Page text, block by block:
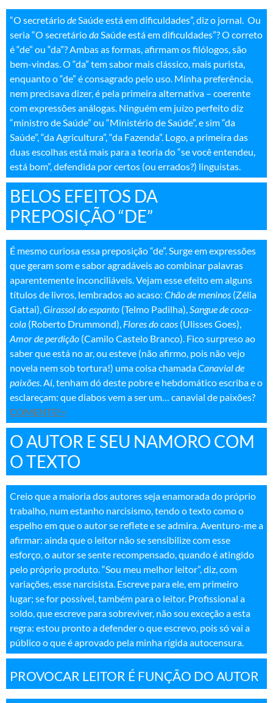
“O secretáriode Saúde está em dificuldades”, diz o jornal. Ou
seria “O secretárioda Saúde está em dificuldades”? O correto
é “de” ou “da”? Ambas as formas, afirmam os filólogos, são
bem-vindas. O “da” tem sabor mais clássico, mais purista,
enquanto o “de” é consagrado pelo uso. Minha preferência,
nem precisava dizer, é pela primeira alternativa – coerente
com expressões análogas. Ninguém em juízo perfeito diz
“ministro de Saúde” ou “Ministério de Saúde”, e sim “da
Saúde”, “da Agricultura”, “da Fazenda”. Logo, a primeira das
duas escolhas está mais para a teoria do “se você entendeu,
está bom”, defendida por certos (ou errados?) linguistas
BELOS EFEITOS DA
PREPOSIÇÃO “DE”
É mesmo curiosa essa preposição “de”. Surge em expressões
que geram som e sabor agradáveis ao combinar palavras
aparentemente inconciliáveis. Vejam esse efeito em alguns
títulos de livros, lembrados ao acaso: Chão de meninos (Zélia
Gattai), Girassol do espanto (Telmo Padilha), Sangue de coca-
cola (Roberto Drummond), Flores do caos (Ulisses Goes),
Amor de perdição (Camilo Castelo Branco). Fico surpreso ao
saber que está no ar, ou esteve (não afirmo, pois não vejo
novela nem sob tortura!) uma coisa chamadaCanavial de
paixões . Aí, tenham dó deste pobre e hebdomático escriba e o
esclareçam: que diabos vem a ser um… canavial de paixões?
COMENTE!»
O AUTOR E SEU NAMORO COM
O TEXTO
Creio que a maioria dos autores seja enamorada do próprio
trabalho, num estanho narcisismo, tendo o texto como o
espelho em que o autor se reflete e se admira. Aventuro-me a
afirmar: ainda que o leitor não se sensibilize com esse
esforço, o autor se sente recompensado, quando é atingido
pelo próprio produto. “Sou meu melhor leitor”, diz, com
variações, esse narcisista. Escreve para ele, em primeiro
lugar; se for possível, também para o leitor. Profissional a
soldo, que escreve para sobreviver, não sou exceção a esta
regra: estou pronto a defender o que escrevo, pois só vai a
público o que é aprovado pela minha rígida autocensura
PROVOCAR LEITOR É FUNÇÃO DO AUTOR